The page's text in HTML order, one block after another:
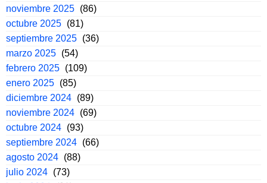
noviembre 2025 (86)
octubre 2025 (81)
septiembre 2025 (36)
marzo 2025 (54)
febrero 2025 (109)
enero 2025 (85)
diciembre 2024 (89)
noviembre 2024 (69)
octubre 2024 (93)
septiembre 2024 (66)
agosto 2024 (88)
julio 2024 (73)